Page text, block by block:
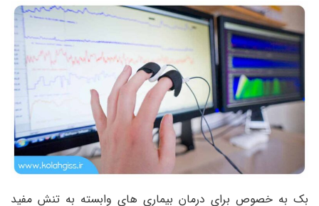
بک به خصوص برای درمان بیماری های وابسته به تنش مفید